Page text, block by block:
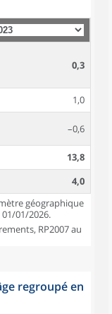
0,3
1,0
–0,6
13,8
4,0
géographique
01/2026.
RP2007 au
regroupé en